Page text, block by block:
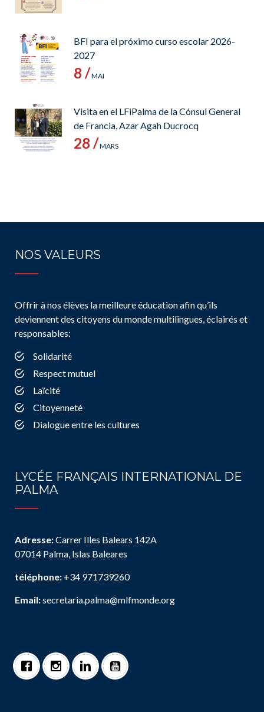
BFI para el próximo curso escolar 2026-
2027
8 /MAI
Visita en el LFiPalma de la Cónsul General
de Francia, Azar Agah Ducrocq
28 /MARS
NOS VALEURS
Offrir à nos élèves la meilleure éducation afin qu’ils
deviennent des citoyens du monde multilingues, éclairés et
responsables:
Solidarité
Respect mutuel
Laïcité
Citoyenneté
Dialogue entre les cultures
LYCÉE FRANÇAIS INTERNATIONAL DE
PALMA
Adresse:Carrer Illes Balears 142A
07014 Palma, Islas Baleares
téléphone: +34 971739260
Email:secretaria.palma@mlfmonde.org